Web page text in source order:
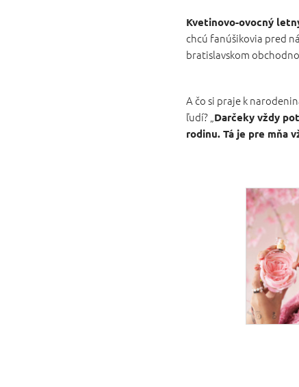
Kvetinovo-ovocný
chcú fanúšikovia pred
bratislavskom
A čo si praje k
ľudí? „ Darčeky vždy
rodinu. Tá je pre mňa